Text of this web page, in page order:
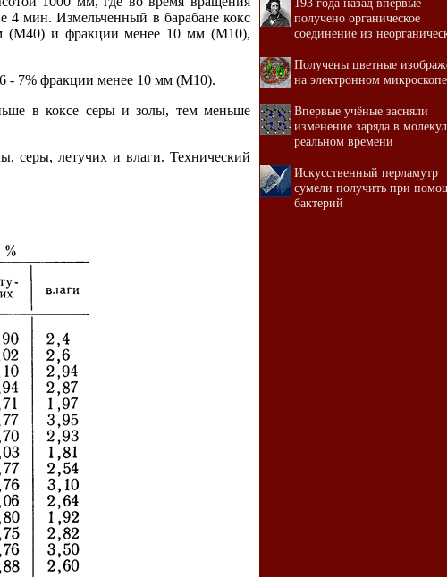
4 мин. Измельченный в барабане кокс
(М40) и фракции менее 10 мм (М10),
- 7% фракции менее 10 мм (М10).
в коксе серы и золы, тем меньше
серы, летучих и влаги. Технический
получено органическое
соединение из
Получены цветные
на электронном микроскопе
Впервые учёные засняли
изменение заряда в
реальном времени
Искусственный перламутр
сумели получить при
бактерий